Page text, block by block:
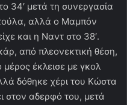
34′ μετά τη συνεργασία
αλλά ο Μαμπόν
και η Ναντ στο 38′.
από πλεονεκτική θέση,
έκλεισε με γκολ
δόθηκε χέρι του Κώστα
στον αδερφό του, μετά